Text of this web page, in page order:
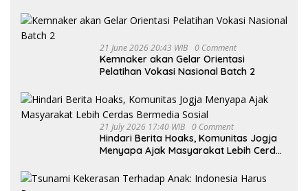
21 June 2026 20:43 WIB 0 Comment
Kemnaker akan Gelar Orientasi
Pelatihan Vokasi Nasional Batch 2
21 July 2026 17:40 WIB 0 Comment
Hindari Berita Hoaks, Komunitas Jogja
Menyapa Ajak Masyarakat Lebih Cerdas